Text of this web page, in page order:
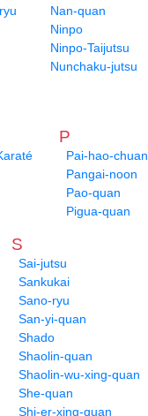
Nan-quan
Ninpo
Ninpo-Taijutsu
Nunchaku-jutsu
P
Pai-hao-chuan
Pangai-noon
Pao-quan
Pigua-quan
S
Sai-jutsu
Sankukai
Sano-ryu
San-yi-quan
Shado
Shaolin-quan
Shaolin-wu-xing-quan
She-quan
Shi-er-xing-quan